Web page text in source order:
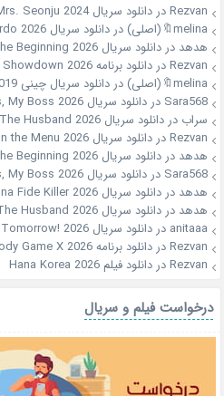
Rezvanدردانلود سریال Desperate Mrs. Seonju 2024
melina🔖(اصلی)
دردانلود سریال Overdo 2026
هدهد دردانلود سریال The Affair Was Just the Beginning 2026
Rezvanدردانلود برنامه Kill It: Style Creator Showdown 2026
melina🔖(اصلی)
دردانلود سریال چینی The Untamed 2019
Sara568 دردانلود سریال My Bias, My Boss 2026
سراب دردانلود سریال The Husband 2026
Rezvanدردانلود سریال Love on the Menu 2026
هدهد دردانلود سریال The Affair Was Just the Beginning 2026
Sara568 دردانلود سریال My Bias, My Boss 2026
هدهد دردانلود سریال A Bona Fide Killer 2026
هدهد دردانلود سریال The Husband 2026
anitaaa دردانلود سریال See You at Work Tomorrow! 2026
Rezvanدردانلود برنامه Bloody Game X 2026
Rezvanدردانلود فیلم Hana Korea 2026
درخواست فیلم و سریال